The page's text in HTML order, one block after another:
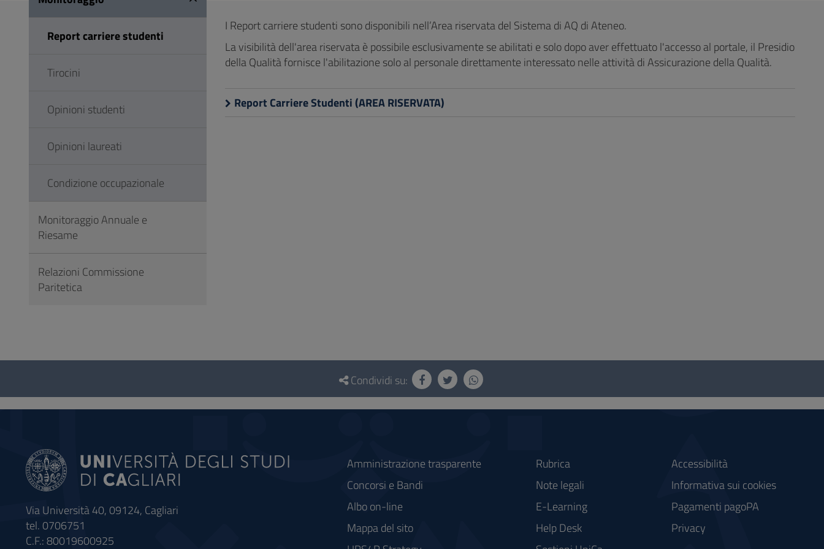
I Report carriere studenti sono disponibili nell’Area riservata del Sistema di AQ di Ateneo.
La visibilità dell'area riservata è possibile esclusivamente se abilitati e solo dopo aver effettuato l'accesso al portale, il Presidio
della Qualità fornisce l'abilitazione solo al personale direttamente interessato nelle attività di Assicurazione della Qualità.
Report Carriere Studenti (AREA RISERVATA)
Report carriere studenti
Tirocini
Opinioni studenti
Opinioni laureati
Condizione occupazionale
Monitoraggio Annuale e
Riesame
Relazioni Commissione
Paritetica
Questionario
social
Condividi su:
Via Università 40, 09124, Cagliari
tel. 0706751
C.F.: 80019600925
Amministrazione trasparente
Concorsi e Bandi
Albo on-line
Mappa del sito
Rubrica
Note legali
E-Learning
Help Desk
Accessibilità
Informativa sui cookies
Pagamenti pagoPA
Privacy